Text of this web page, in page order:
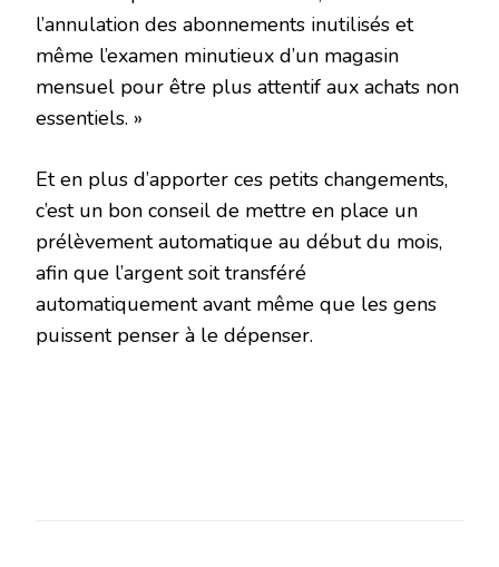
l’annulation des abonnements inutilisés et
même l’examen minutieux d’un magasin
mensuel pour être plus attentif aux achats non
essentiels. »
Et en plus d’apporter ces petits changements,
c’est un bon conseil de mettre en place un
prélèvement automatique au début du mois,
afin que l’argent soit transféré
automatiquement avant même que les gens
puissent penser à le dépenser.